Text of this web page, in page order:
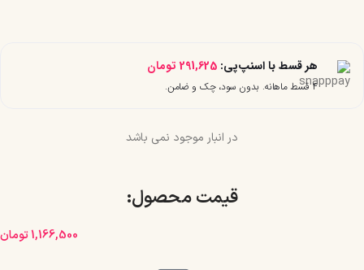
هر قسط با اسنپ‌پی: 291,625 تومان
۴ قسط ماهانه. بدون سود، چک و ضامن.
در انبار موجود نمی باشد
قیمت محصول:​
1,166,500تومان